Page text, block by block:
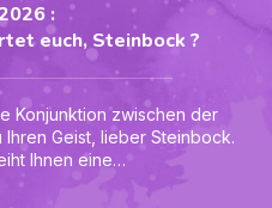
:
euch, Steinbock ?
Konjunktion zwischen der
Geist, lieber Steinbock.
Ihnen eine
und einen geschärften